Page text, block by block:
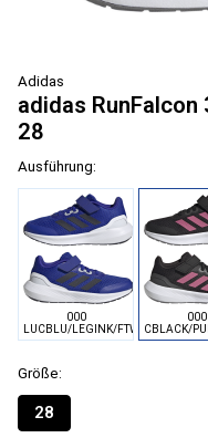
Adidas
adidas
28
Ausführung:
000
LUCBLU/LEGINK/FTWWHT
000
CBLACK/
Größe:
28